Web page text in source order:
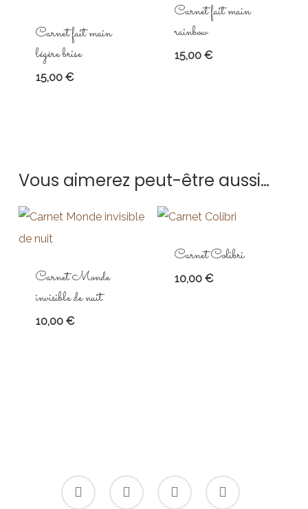
Carnet fait main
légère brise
15,00 €
Carnet fait main
rainbow
15,00 €
Vous aimerez peut-être aussi…
Carnet Monde
invisible de nuit
10,00 €
Carnet Colibri
10,00 €
facebook linkedin
google-
plus
instagram